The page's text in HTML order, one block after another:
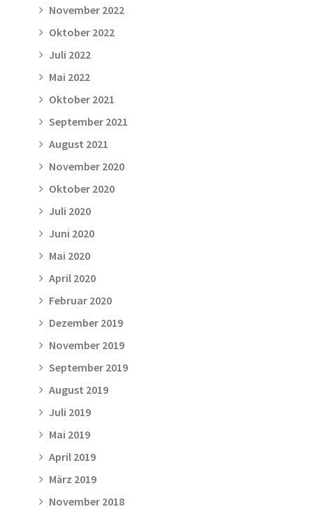
November 2022
Oktober 2022
Juli 2022
Mai 2022
Oktober 2021
September 2021
August 2021
November 2020
Oktober 2020
Juli 2020
Juni 2020
Mai 2020
April 2020
Februar 2020
Dezember 2019
November 2019
September 2019
August 2019
Juli 2019
Mai 2019
April 2019
März 2019
November 2018